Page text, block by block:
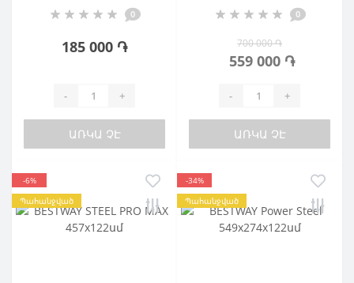
0
185 000 ֏
- +
ԱՌԿԱ ՉԷ
0
700 000 ֏
559 000 ֏
- +
ԱՌԿԱ ՉԷ
-6%
Պահանջված
-34%
Պահանջված